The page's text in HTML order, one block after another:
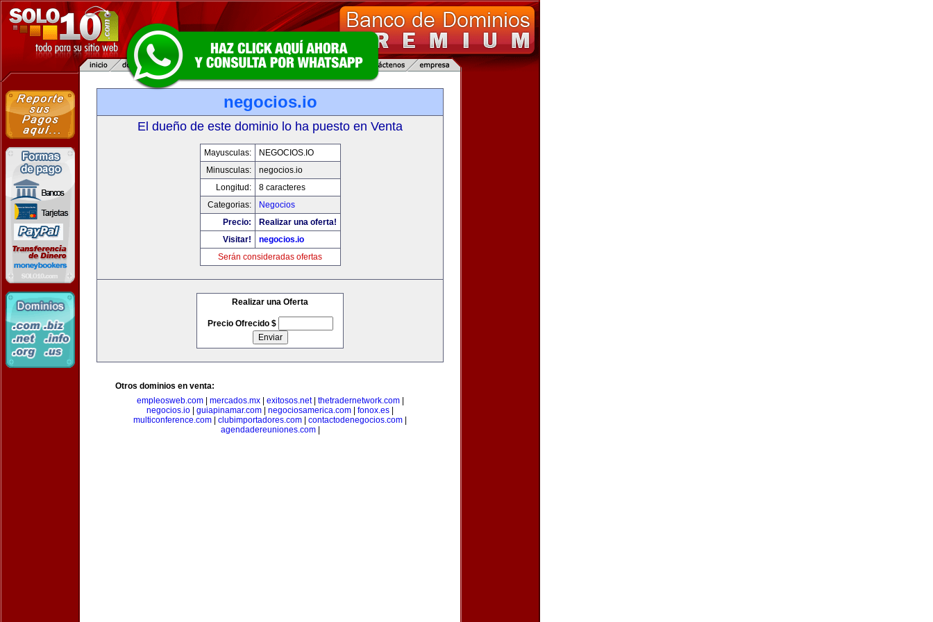
negocios.io
El dueño de este dominio lo ha puesto en Venta
Mayusculas:
NEGOCIOS.IO
Minusculas:
negocios.io
Longitud:
8 caracteres
Categorias:
Negocios
Precio:
Realizar una oferta!
Visitar!
negocios.io
Serán consideradas ofertas
Realizar una Oferta
Precio Ofrecido $
Otros dominios en venta:
empleosweb.com| mercados.mx| exitosos.net| thetradernetwork.com|
negocios.io
guiapinamar.com negociosamerica.com fonox.es
multiconference.com
clubimportadores.com contactodenegocios.com
agendadereuniones.com|